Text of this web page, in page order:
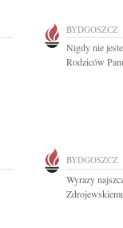
BYDGOSZCZ
Nigdy nie
Rodziców
BYDGOSZCZ
Wyrazy